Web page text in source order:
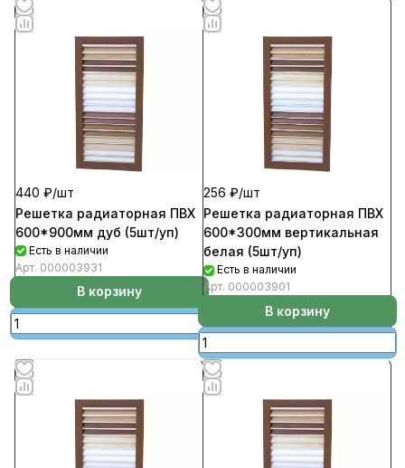
440 ₽/шт
Решетка радиаторная ПВХ
600*900мм дуб (5шт/уп)
Есть в наличии
Арт. 000003931
В корзину
256 ₽/шт
Решетка радиаторная ПВХ
600*300мм вертикальная
белая (5шт/уп)
Есть в наличии
Арт. 000003901
В корзину